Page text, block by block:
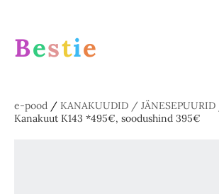
Bestie
e-pood / KANAKUUDID / JÄNESEPUURID
Kanakuut K143 *495€, soodushind 395€